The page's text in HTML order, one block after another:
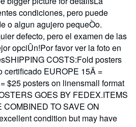
condiciones, pero puede
o algun agujero pequeÒo.
defecto, pero el examen de las
opciÛn!Por favor ver la foto en
COSTS:Fold posters
certificado EUROPE 15Ä =
$25 posters on linensmall format
GOES BY FEDEX.ITEMS
TO SAVE ON
condition but may have